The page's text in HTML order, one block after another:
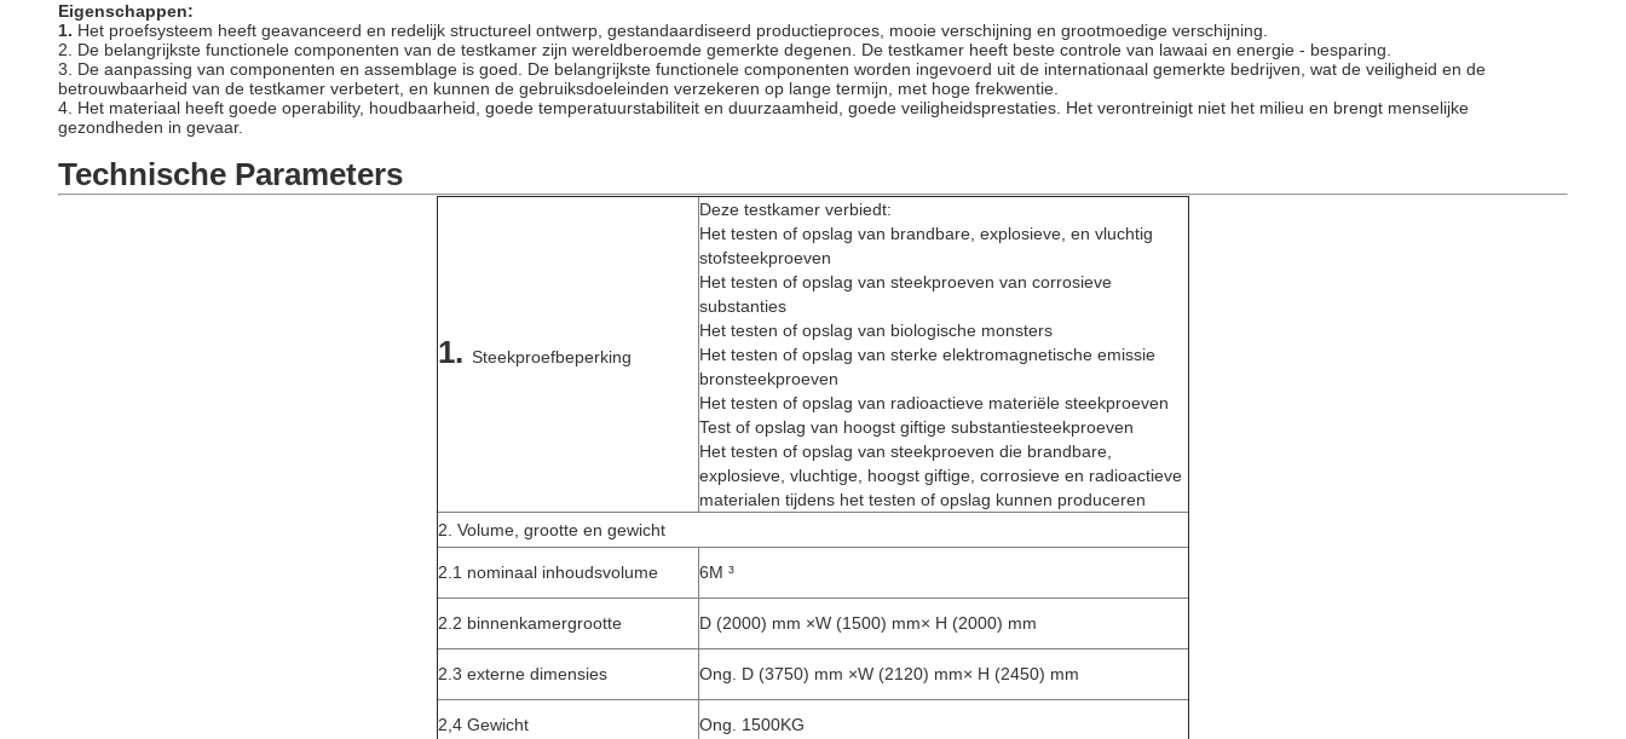
Eigenschappen:
1. Het proefsysteem heeft geavanceerd en redelijk structureel ontwerp, gestandaardiseerd productieproces, mooie verschijning en grootmoedige verschijning.
2. De belangrijkste functionele componenten van de testkamer zijn wereldberoemde gemerkte degenen. De testkamer heeft beste controle van lawaai en energie - besparing.
3. De aanpassing van componenten en assemblage is goed. De belangrijkste functionele componenten worden ingevoerd uit de internationaal gemerkte bedrijven, wat de veiligheid en de
betrouwbaarheid van de testkamer verbetert, en kunnen de gebruiksdoeleinden verzekeren op lange termijn, met hoge frekwentie.
4. Het materiaal heeft goede operability, houdbaarheid, goede temperatuurstabiliteit en duurzaamheid, goede veiligheidsprestaties. Het verontreinigt niet het milieu en brengt menselijke
gezondheden in gevaar.
Technische Parameters
1. Steekproefbeperking
Deze testkamer verbiedt:
Het testen of opslag van brandbare, explosieve, en vluchtig
stofsteekproeven
Het testen of opslag van steekproeven van corrosieve
substanties
Het testen of opslag van biologische monsters
Het testen of opslag van sterke elektromagnetische emissie
bronsteekproeven
Het testen of opslag van radioactieve materiële steekproeven
Test of opslag van hoogst giftige substantiesteekproeven
Het testen of opslag van steekproeven die brandbare,
explosieve, vluchtige, hoogst giftige, corrosieve en radioactieve
materialen tijdens het testen of opslag kunnen produceren
2. Volume, grootte en gewicht
2.1 nominaal inhoudsvolume 6M ³
2.2 binnenkamergrootte D (2000) mm ×W (1500) mm× H (2000) mm
2.3 externe dimensies Ong. D (3750) mm ×W (2120) mm× H (2450) mm
2,4 Gewicht Ong. 1500KG